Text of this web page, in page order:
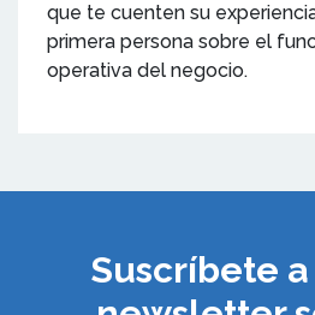
que te cuenten su
primera persona sobre el
operativa del negocio.
Suscríbete